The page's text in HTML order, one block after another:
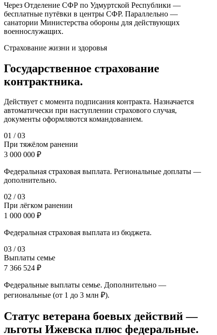
Через Отделение СФР по Удмуртской Республики —
бесплатные путёвки в центры СФР. Параллельно —
санатории Министерства обороны для действующих
военнослужащих.
Страхование жизни и здоровья
Государственное страхование
контрактника.
Действует с момента подписания контракта. Назначается
автоматически при наступлении страхового случая,
документы оформляются командованием.
01 /03
При тяжёлом ранении
3 000 000 ₽
Федеральная страховая выплата. Региональные доплаты —
дополнительно.
02 /03
При лёгком ранении
1 000 000 ₽
Федеральная страховая выплата из бюджета.
03 /03
Выплаты семье
7 366 524 ₽
Федеральные выплаты семье. Дополнительно —
региональные (от 1 до 3 млн ₽).
Статус ветерана боевых действий —
льготы Ижевска плюс федеральные.